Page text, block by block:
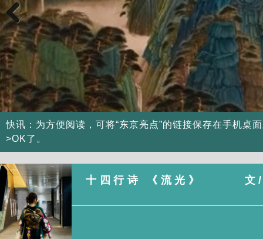
Previous
快讯：为方便阅读，可将“东京亮点”的链接保存在手机桌
>OK了。
十四行诗 《流光》 文/